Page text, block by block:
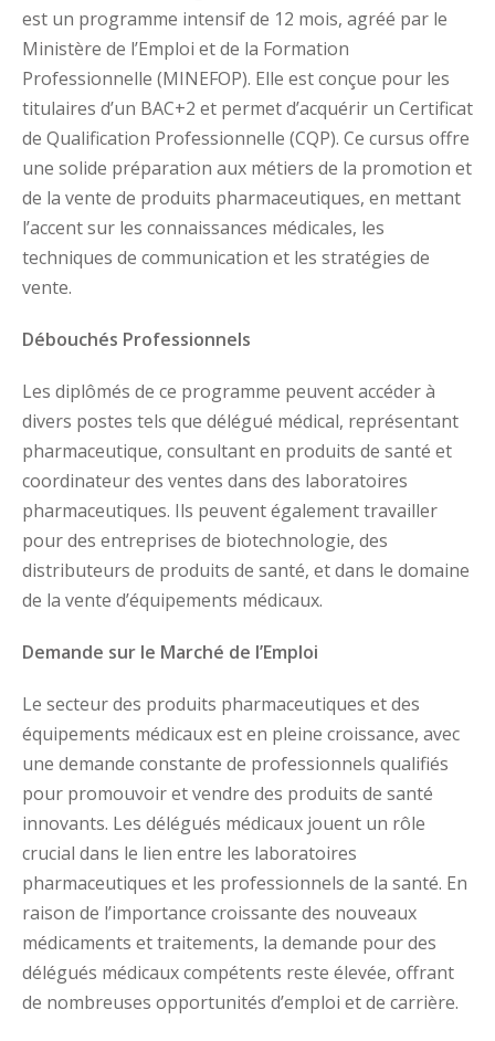
Sanitaires
Généralistes
option Santé
Analyses
Assistant en imagerie
Aide chimiste-biologiste
DQP
Vendeur en Pharmacie
Délégué médical
est un programme intensif de 12 mois, agréé par le
Ministère de l’Emploi et de la Formation
Professionnelle (MINEFOP). Elle est conçue pour les
titulaires d’un BAC+2 et permet d’acquérir un Certificat
de Qualification Professionnelle (CQP). Ce cursus offre
une solide préparation aux métiers de la promotion et
de la vente de produits pharmaceutiques, en mettant
l’accent sur les connaissances médicales, les
techniques de communication et les stratégies de
vente.
Débouchés Professionnels
Les diplômés de ce programme peuvent accéder à
divers postes tels que délégué médical, représentant
pharmaceutique, consultant en produits de santé et
coordinateur des ventes dans des laboratoires
pharmaceutiques. Ils peuvent également travailler
pour des entreprises de biotechnologie, des
distributeurs de produits de santé, et dans le domaine
de la vente d’équipements médicaux.
Demande sur le Marché de l’Emploi
Le secteur des produits pharmaceutiques et des
équipements médicaux est en pleine croissance, avec
une demande constante de professionnels qualifiés
pour promouvoir et vendre des produits de santé
innovants. Les délégués médicaux jouent un rôle
crucial dans le lien entre les laboratoires
pharmaceutiques et les professionnels de la santé. En
raison de l’importance croissante des nouveaux
médicaments et traitements, la demande pour des
délégués médicaux compétents reste élevée, offrant
de nombreuses opportunités d’emploi et de carrière.